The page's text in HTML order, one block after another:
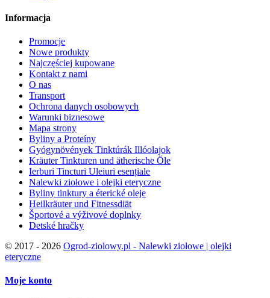
Informacja
Promocje
Nowe produkty
Najczęściej kupowane
Kontakt z nami
O nas
Transport
Ochrona danych osobowych
Warunki biznesowe
Mapa strony
Byliny a Proteíny
Gyógynövények Tinktúrák Illóolajok
Kräuter Tinkturen und ätherische Öle
Ierburi Tincturi Uleiuri esențiale
Nalewki ziołowe i olejki eteryczne
Byliny tinktury a éterické oleje
Heilkräuter und Fitnessdiät
Športové a výživové doplnky
Detské hračky
© 2017 - 2026 Ogrod-ziolowy.pl - Nalewki ziołowe | olejki
eteryczne
Moje konto